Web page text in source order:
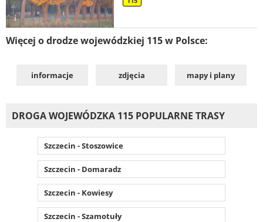
Więcej o drodze wojewódzkiej 115 w Polsce:
informacje zdjęcia mapy i plany
DROGA WOJEWÓDZKA 115 POPULARNE TRASY
Szczecin - Stoszowice
Szczecin - Domaradz
Szczecin - Kowiesy
Szczecin - Szamotuły